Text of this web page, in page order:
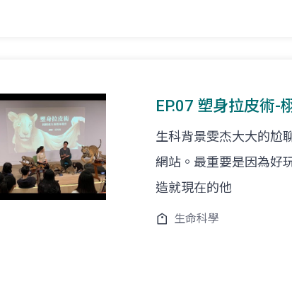
EP.07 塑身拉皮術-
生科背景雯杰大大的尬
網站。最重要是因為好
造就現在的他
生命科學